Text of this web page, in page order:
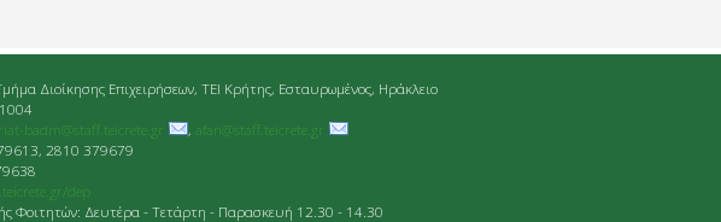
Διοίκησης Επιχειρήσεων, ΤΕΙ Κρήτης, Εσταυρωμένος, Ηράκλειο
badm@staff.teicrete.gr
, afan@staff.teicrete.gr
2810 379679
dep
Φοιτητών: Δευτέρα - Τετάρτη - Παρασκευή 12.30 - 14.30